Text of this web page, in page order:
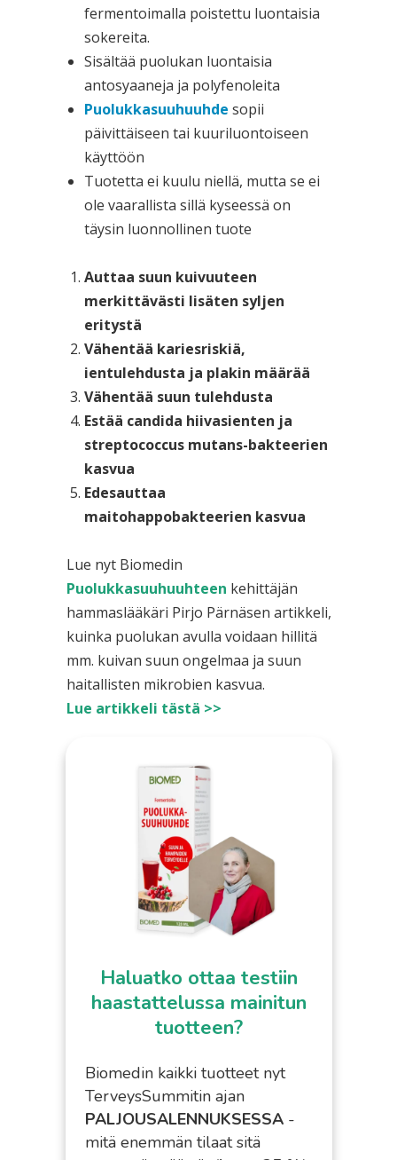
fermentoimalla poistettu luontaisia
sokereita.
Sisältää puolukan luontaisia
antosyaaneja ja polyfenoleita
Puolukkasuuhuuhde sopii
päivittäiseen tai kuuriluontoiseen
käyttöön
Tuotetta ei kuulu niellä, mutta se ei
ole vaarallista sillä kyseessä on
täysin luonnollinen tuote
Auttaa suun kuivuuteen
merkittävästi lisäten syljen
eritystä
Vähentää kariesriskiä,
ientulehdusta ja plakin määrää
Vähentää suun tulehdusta
Estää candida hiivasienten ja
streptococcus mutans-bakteerien
kasvua
Edesauttaa
maitohappobakteerien kasvua
Lue nyt Biomedin
Puolukkasuuhuuhteen kehittäjän
hammaslääkäri Pirjo Pärnäsen artikkeli,
kuinka puolukan avulla voidaan hillitä
mm. kuivan suun ongelmaa ja suun
haitallisten mikrobien kasvua.
Lue artikkeli tästä >>
Haluatko ottaa testiin
haastattelussa mainitun
tuotteen?
Biomedin kaikki tuotteet nyt
TerveysSummitin ajan
PALJOUSALENNUKSESSA -
mitä enemmän tilaat sitä